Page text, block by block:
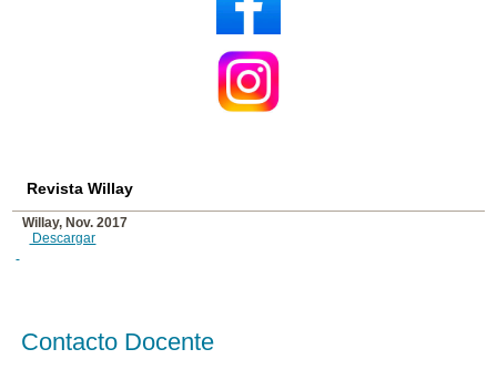
Revista Willay
Willay, Nov. 2017
Descargar
Contacto Docente